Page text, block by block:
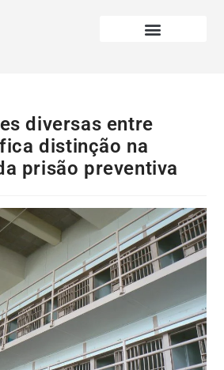
diversas entre
distinção na
prisão preventiva